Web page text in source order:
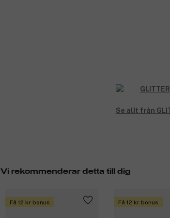
Se allt från
Vi rekommenderar detta till dig
Få 12 kr bonus Få 12 kr bonus